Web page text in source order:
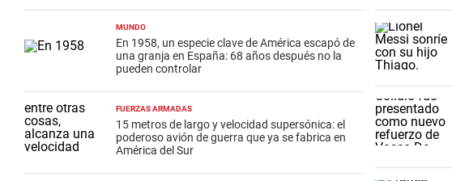
MUNDO
En 1958, un especie clave de América escapó de
una granja en España: 68 años después no la
pueden controlar
FUERZAS ARMADAS
15 metros de largo y velocidad supersónica: el
poderoso avión de guerra que ya se fabrica en
América del Sur